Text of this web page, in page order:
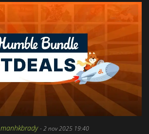
manhkbrady-2 nov 2025 19:40